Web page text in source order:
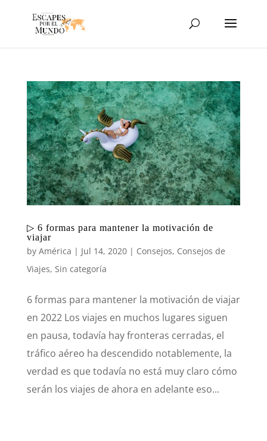
▷ 6 formas para mantener la motivación de
viajar
by América | Jul 14, 2020| Consejos, Consejos de
Viajes, Sin categoría
6 formas para mantener la motivación de viajar
en 2022 Los viajes en muchos lugares siguen
en pausa, todavía hay fronteras cerradas, el
tráfico aéreo ha descendido notablemente, la
verdad es que todavía no está muy claro cómo
serán los viajes de ahora en adelante eso...